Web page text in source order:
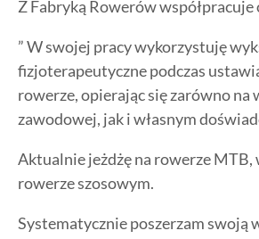
Z Fabryką Rowerów współpracuje
” W swojej pracy wykorzystuję
fizjoterapeutyczne podczas
rowerze, opierając się zarówno na
zawodowej, jak i własnym
Aktualnie jeżdżę na rowerze MTB,
rowerze szosowym.
Systematycznie poszerzam swoją